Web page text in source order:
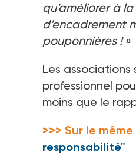
qu’améliorer à
d’encadrement
pouponnières ! »
Les associations
professionnel
moins que le
>>> Sur le
responsabilité"